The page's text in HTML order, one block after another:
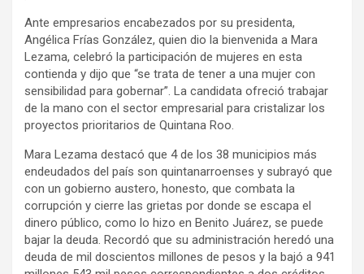
Ante empresarios encabezados por su presidenta,
Angélica Frías González, quien dio la bienvenida a Mara
Lezama, celebró la participación de mujeres en esta
contienda y dijo que “se trata de tener a una mujer con
sensibilidad para gobernar”. La candidata ofreció trabajar
de la mano con el sector empresarial para cristalizar los
proyectos prioritarios de Quintana Roo.
Mara Lezama destacó que 4 de los 38 municipios más
endeudados del país son quintanarroenses y subrayó que
con un gobierno austero, honesto, que combata la
corrupción y cierre las grietas por donde se escapa el
dinero público, como lo hizo en Benito Juárez, se puede
bajar la deuda. Recordó que su administración heredó una
deuda de mil doscientos millones de pesos y la bajó a 941